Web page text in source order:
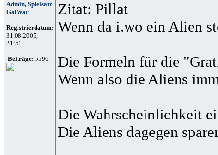
Admin, Spielsatz
GalWar
Registrierdatum:
31.08.2005,
21:51
Beiträge: 5596
Zitat: Pillat
Wenn da i.wo ein Alien
Die Formeln für die
Wenn also die Aliens
Die Wahrscheinlichkeit
Die Aliens dagegen